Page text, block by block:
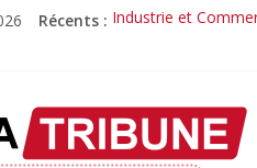
Récents : Industrie et
Djiba Diakité
Le parcours